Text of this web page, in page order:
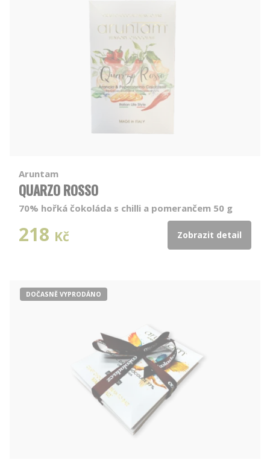
Aruntam
QUARZO ROSSO
70% hořká čokoláda s chilli a pomerančem 50 g
218 Kč Zobrazit detail
DOČASNĚ VYPRODÁNO